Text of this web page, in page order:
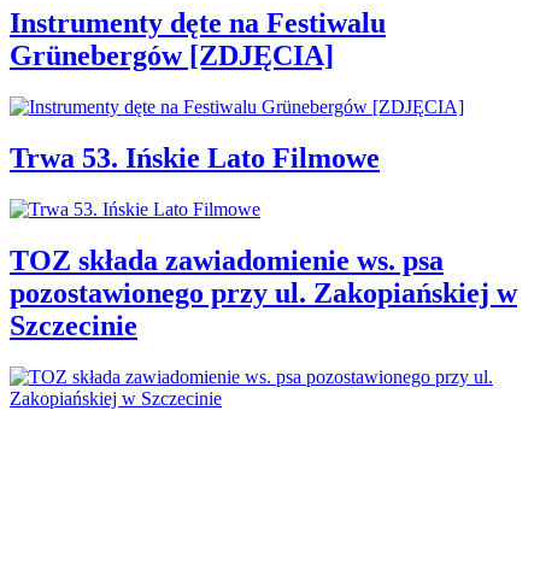
Instrumenty dęte na Festiwalu
Grünebergów [ZDJĘCIA]
Trwa 53. Ińskie Lato Filmowe
TOZ składa zawiadomienie ws. psa
pozostawionego przy ul. Zakopiańskiej w
Szczecinie